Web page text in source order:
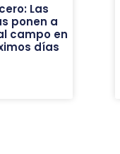
Las
ponen a
campo en
días